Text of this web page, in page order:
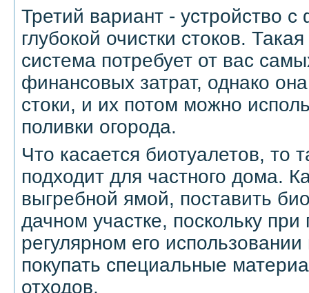
Третий вариант - устройство
глубокой очистки стоков.
система потребует от вас
финансовых затрат, однако
стоки, и их потом можно
поливки огорода.
Что касается биотуалетов, то
подходит для частного дома.
выгребной ямой, поставить
дачном участке, поскольку при
регулярном его
покупать специальные
отходов.